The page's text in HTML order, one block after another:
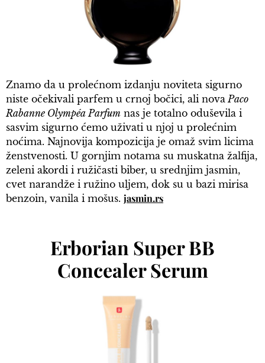
Znamo da u prolećnom izdanju noviteta sigurno
niste očekivali parfem u crnoj bočici, ali novaPaco
Rabanne Olympéa Parfum nas je totalno oduševila i
sasvim sigurno ćemo uživati u njoj u prolećnim
noćima. Najnovija kompozicija je omaž svim licima
ženstvenosti. U gornjim notama su muskatna žalfija,
zeleni akordi i ružičasti biber, u srednjim jasmin,
cvet narandže i ružino uljem, dok su u bazi mirisa
benzoin, vanila i mošus. jasmin.rs
Erborian Super BB
Concealer Serum